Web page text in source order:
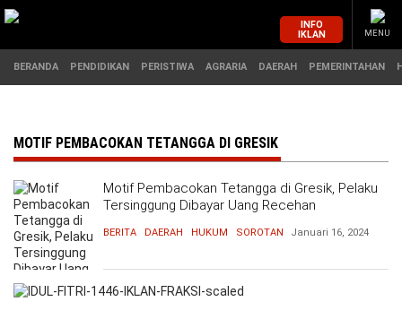
MASUK
BERANDA
PERISTIWA
AGRARIA
PENDIDIKAN
HUKUM
EKONOMI
INFO
IKLAN
MENU
BERANDA PENDIDIKAN PERISTIWA AGRARIA DAERAH PEMERINTAHAN
MOTIF PEMBACOKAN TETANGGA DI GRESIK
Motif Pembacokan Tetangga di Gresik, Pelaku
Tersinggung Dibayar Uang Recehan
BERITA DAERAH HUKUM SOROTAN Januari 16, 2024